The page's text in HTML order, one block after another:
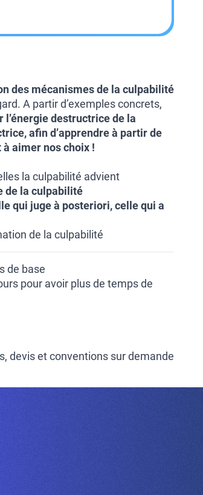
des mécanismes de la culpabilité
A partir d’exemples concrets,
destructrice de la
afin d’apprendre à partir de
aimer nos choix !
la culpabilité advient
de la culpabilité
qui juge à posteriori, celle qui a
de la culpabilité
de base
pour avoir plus de temps de
devis et conventions sur demande